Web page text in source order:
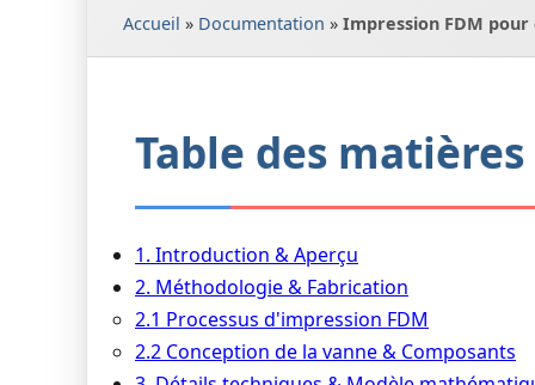
Accueil » Documentation » Impression FDM
Table des matières
1. Introduction & Aperçu
2. Méthodologie & Fabrication
2.1 Processus d'impression FDM
2.2 Conception de la vanne & Composants